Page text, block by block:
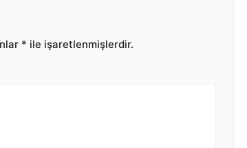
* ile işaretlenmişlerdir.